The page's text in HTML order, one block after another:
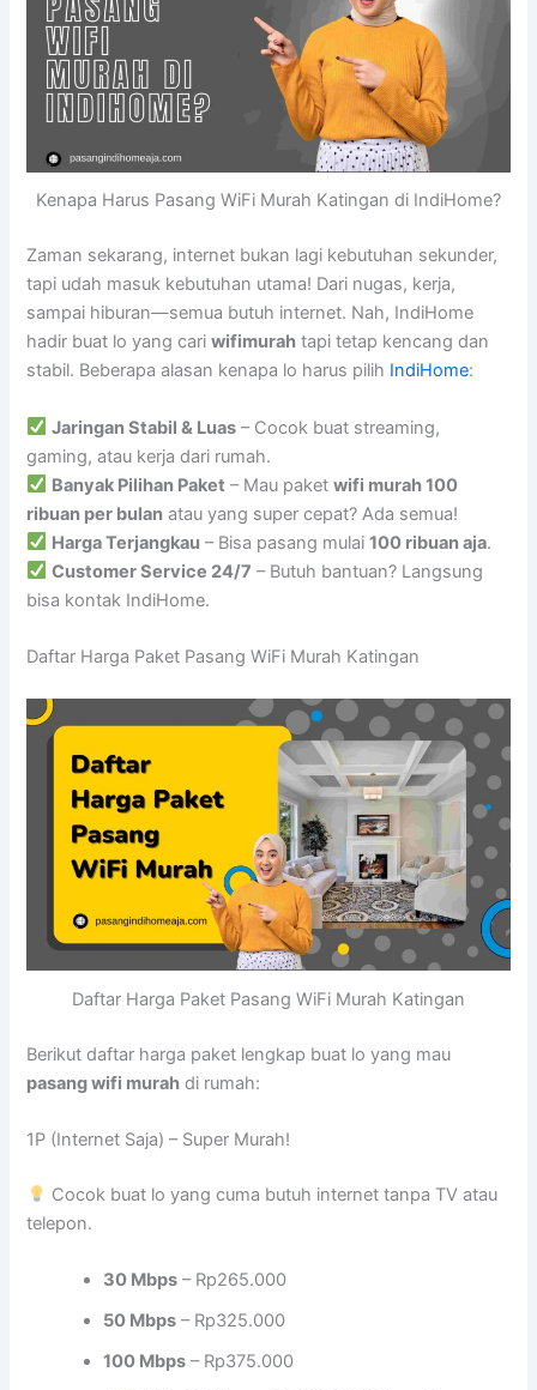
Kenapa Harus Pasang WiFi Murah Katingan di IndiHome?
Zaman sekarang, internet bukan lagi kebutuhan sekunder,
tapi udah masuk kebutuhan utama! Dari nugas, kerja,
sampai hiburan—semua butuh internet. Nah, IndiHome
hadir buat lo yang cariwifimurah tapi tetap kencang dan
stabil. Beberapa alasan kenapa lo harus pilih IndiHome:
Jaringan Stabil & Luas – Cocok buat streaming,
gaming, atau kerja dari rumah.
Banyak Pilihan Paket – Mau paketwifi murah 100
ribuan per bulan atau yang super cepat? Ada semua!
Harga Terjangkau – Bisa pasang mulai100 ribuan aja.
Customer Service 24/7 – Butuh bantuan? Langsung
bisa kontak IndiHome.
Daftar Harga Paket Pasang WiFi Murah Katingan
Daftar Harga Paket Pasang WiFi Murah Katingan
Berikut daftar harga paket lengkap buat lo yang mau
pasang wifi murah di rumah:
1P (Internet Saja) – Super Murah!
Cocok buat lo yang cuma butuh internet tanpa TV atau
telepon.
30 Mbps – Rp265.000
50 Mbps – Rp325.000
100 Mbps – Rp375.000